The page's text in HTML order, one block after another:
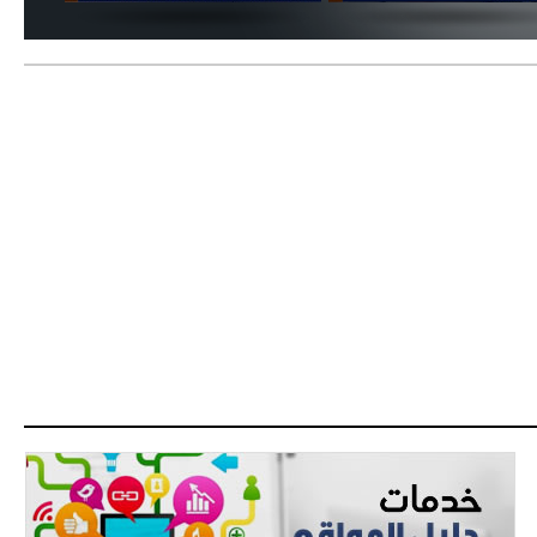
من الريال للفصل في صفقة إيسكو
14:50
- 2021/08/04
البياسجي عرض على مبابي راتبا خياليا